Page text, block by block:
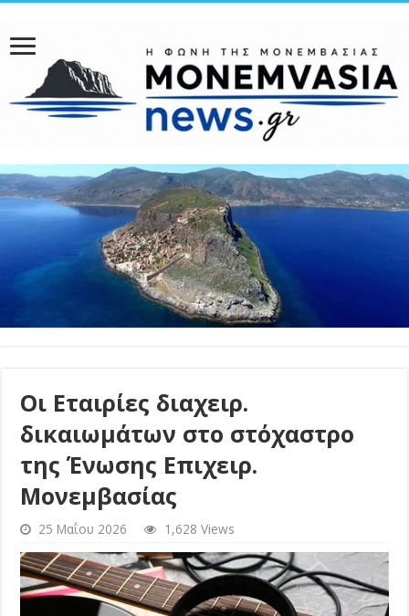
Οι Εταιρίες διαχειρ.
δικαιωμάτων στο στόχαστρο
της Ένωσης Επιχειρ.
Μονεμβασίας
25 Μαΐου 2026 1,628 Views